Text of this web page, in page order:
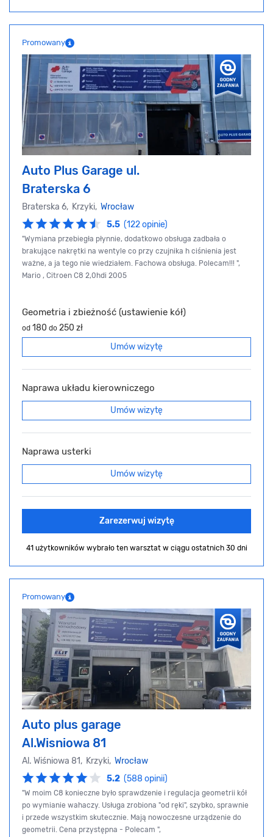
Promowany
Auto Plus Garage ul.
Braterska 6
Braterska 6, Krzyki, Wrocław
5.5 (122 opinie)
"Wymiana przebiegła płynnie, dodatkowo obsługa zadbała o
brakujące nakrętki na wentyle co przy czujnika h ciśnienia jest
ważne, a ja tego nie wiedziałem. Fachowa obsługa. Polecam!!! ",
Mario , Citroen C8 2,0hdi 2005
Geometria i zbieżność (ustawienie kół)
od 180 do 250 zł
Umów wizytę
Naprawa układu kierowniczego
Umów wizytę
Naprawa usterki
Umów wizytę
Zarezerwuj wizytę
41 użytkowników wybrało ten warsztat w ciągu ostatnich 30 dni
Promowany
Auto plus garage
Al.Wisniowa 81
Al. Wiśniowa 81, Krzyki, Wrocław
5.2 (588 opinii)
"W moim C8 konieczne było sprawdzenie i regulacja geometrii kół
po wymianie wahaczy. Usługa zrobiona "od ręki", szybko, sprawnie
i przede wszystkim skutecznie. Mają nowoczesne urządzenie do
geometrii. Cena przystępna - Polecam ",